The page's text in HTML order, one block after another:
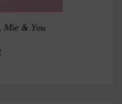
Mie & You